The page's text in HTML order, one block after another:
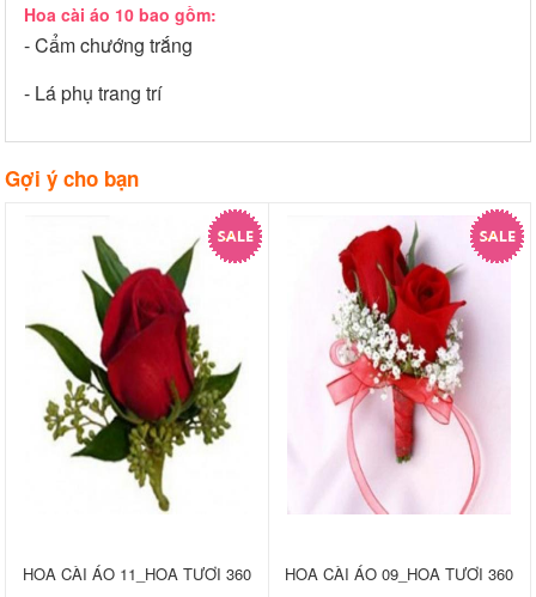
Hoa cài áo 10 bao gồm:
- Cẩm chướng trắng
- Lá phụ trang trí
Gợi ý cho bạn
HOA CÀI ÁO 11_HOA TƯƠI 360 HOA CÀI ÁO 09_HOA TƯƠI 360